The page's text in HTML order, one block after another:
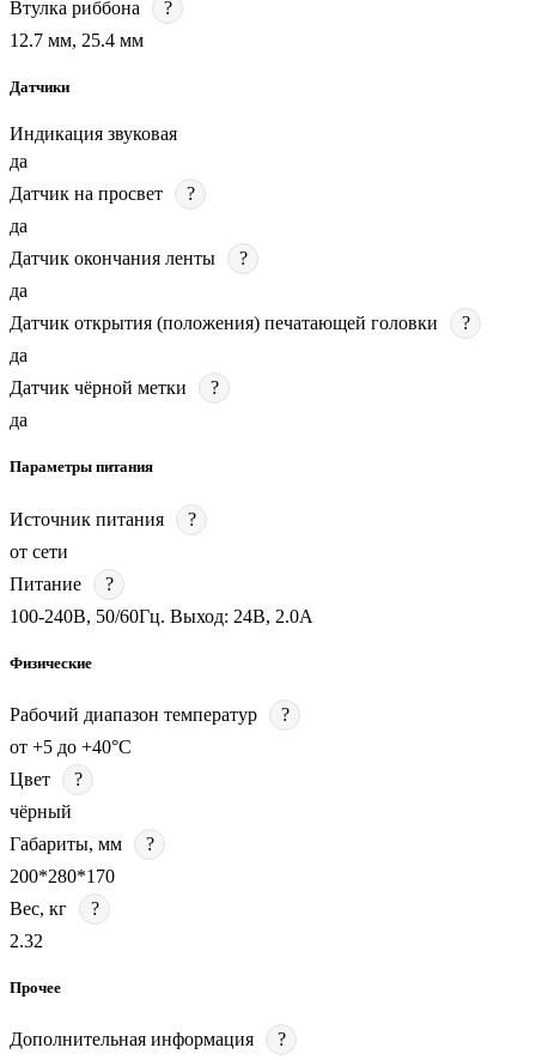
Втулка риббона
?
12.7 мм, 25.4 мм
Датчики
Индикация звуковая
да
Датчик на просвет
?
да
Датчик окончания ленты
?
да
Датчик открытия (положения) печатающей головки
?
да
Датчик чёрной метки
?
да
Параметры питания
Источник питания
?
от сети
Питание
?
100-240В, 50/60Гц. Выход: 24В, 2.0А
Физические
Рабочий диапазон температур
?
от +5 до +40°С
Цвет
?
чёрный
Габариты, мм
?
200*280*170
Вес, кг
?
2.32
Прочее
Дополнительная информация
?